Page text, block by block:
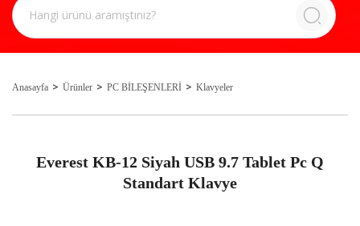
Anasayfa Ürünler PC BİLEŞENLERİ Klavyeler
Everest KB-12 Siyah USB 9.7 Tablet Pc Q
Standart Klavye